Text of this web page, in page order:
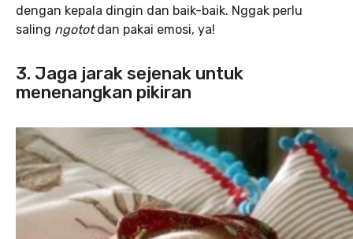
dengan kepala dingin dan baik-baik. Nggak perlu
saling ngototdan pakai emosi, ya!
3. Jaga jarak sejenak untuk
menenangkan pikiran